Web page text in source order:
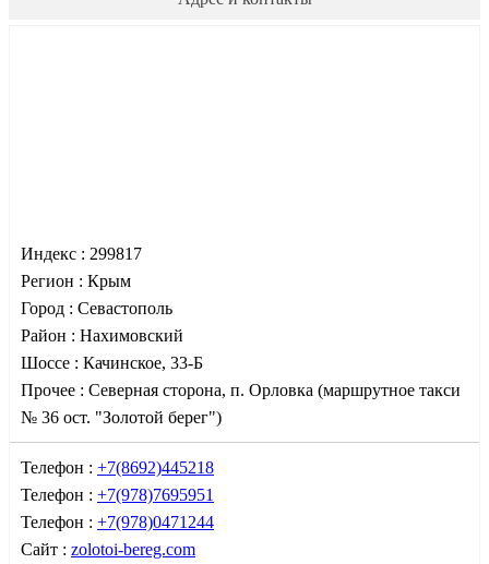
Индекс : 299817
Регион : Крым
Город : Севастополь
Район : Нахимовский
Шоссе : Качинское, 33-Б
Прочее : Северная сторона, п. Орловка (маршрутное такси
№ 36 ост. "Золотой берег")
Телефон : +7(8692)445218
Телефон : +7(978)7695951
Телефон : +7(978)0471244
Сайт : zolotoi-bereg.com